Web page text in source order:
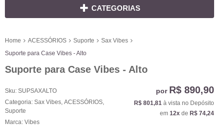
CATEGORIAS
Home ACESSÓRIOS Suporte
Sax Vibes
Suporte para Case Vibes - Alto
Suporte para Case Vibes - Alto
Sku: SUPSAXALTO
Categoria: Sax Vibes ACESSÓRIOS
Suporte
Marca: Vibes
por R$ 890,90
R$ 801,81 à vista no Depósito
em 12x de R$ 74,24